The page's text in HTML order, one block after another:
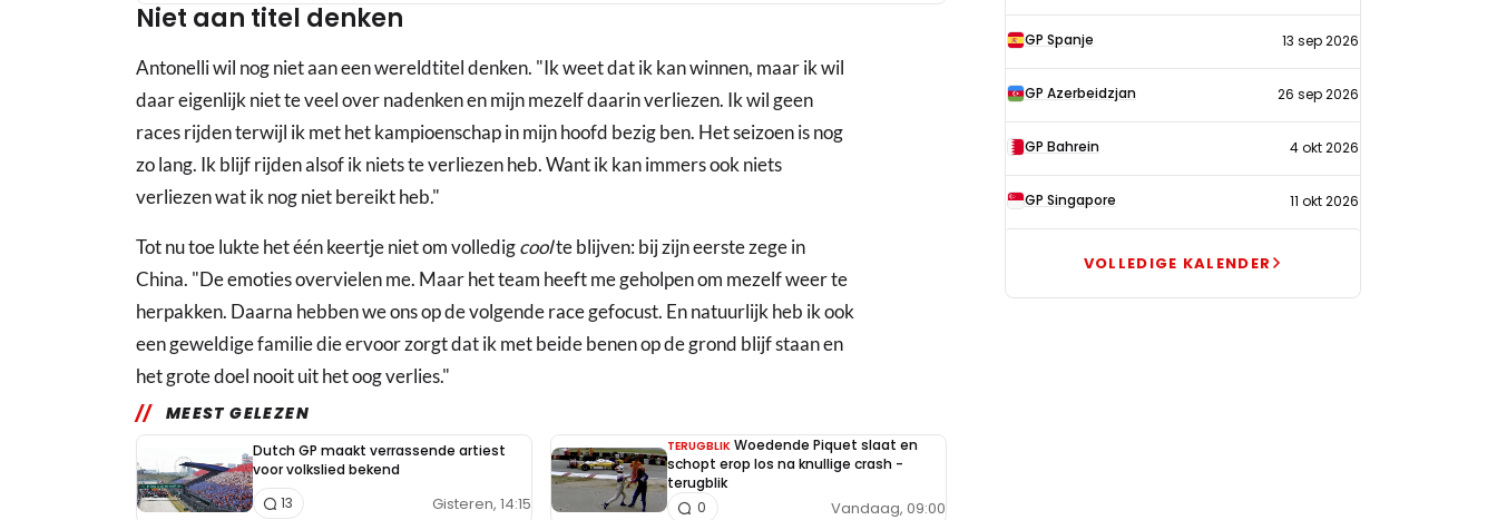
Niet aan titel denken
Antonelli wil nog niet aan een wereldtitel denken. "Ik weet dat ik kan winnen, maar ik wil
daar eigenlijk niet te veel over nadenken en mijn mezelf daarin verliezen. Ik wil geen
races rijden terwijl ik met het kampioenschap in mijn hoofd bezig ben. Het seizoen is nog
zo lang. Ik blijf rijden alsof ik niets te verliezen heb. Want ik kan immers ook niets
verliezen wat ik nog niet bereikt heb."
Tot nu toe lukte het één keertje niet om volledigcoolte blijven: bij zijn eerste zege in
China. "De emoties overvielen me. Maar het team heeft me geholpen om mezelf weer te
herpakken. Daarna hebben we ons op de volgende race gefocust. En natuurlijk heb ik ook
een geweldige familie die ervoor zorgt dat ik met beide benen op de grond blijf staan en
het grote doel nooit uit het oog verlies."
MEEST GELEZEN
Dutch GP maakt verrassende artiest
voor volkslied bekend
Gisteren, 14:15
13
TERUGBLIK Woedende Piquet slaat en
schopt erop los na knullige crash -
terugblik
Vandaag, 09:00
0
GP Spanje 13 sep 2026
GP Azerbeidzjan 26 sep 2026
GP Bahrein 4 okt 2026
GP Singapore 11 okt 2026
VOLLEDIGE KALENDER